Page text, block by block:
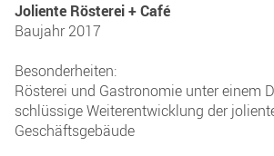
Joliente Rösterei + Café
Baujahr 2017
Besonderheiten:
Rösterei und Gastronomie unter einem
schlüssige Weiterentwicklung der
Geschäftsgebäude